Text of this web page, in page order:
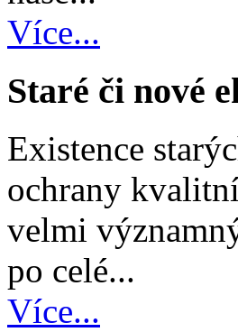
Více...
Staré či nové
Existence
ochrany
velmi
po celé...
Více...